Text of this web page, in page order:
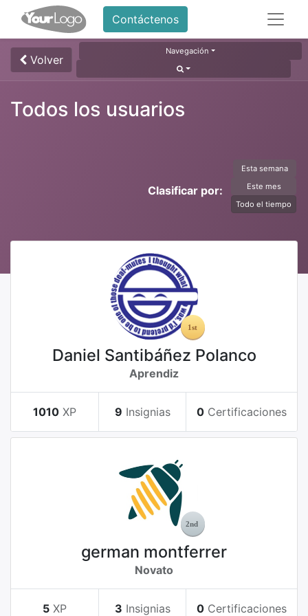
Contáctenos
Volver
Navegación
Todos los usuarios
Clasificar por:
Esta semana
Este mes
Todo el tiempo
Daniel Santibáñez Polanco
Aprendiz
1010 XP 9 Insignias 0 Certificaciones
german montferrer
Novato
5 XP 3 Insignias 0 Certificaciones